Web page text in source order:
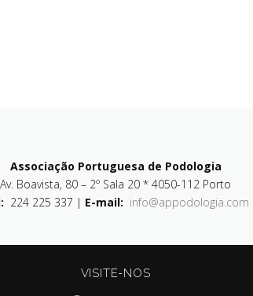
Associação Portuguesa de Podologia
Av. Boavista, 80 – 2º Sala 20 * 4050-112 Porto
224 225 337 | E-mail: info@appodologia.com
VISITE-NOS